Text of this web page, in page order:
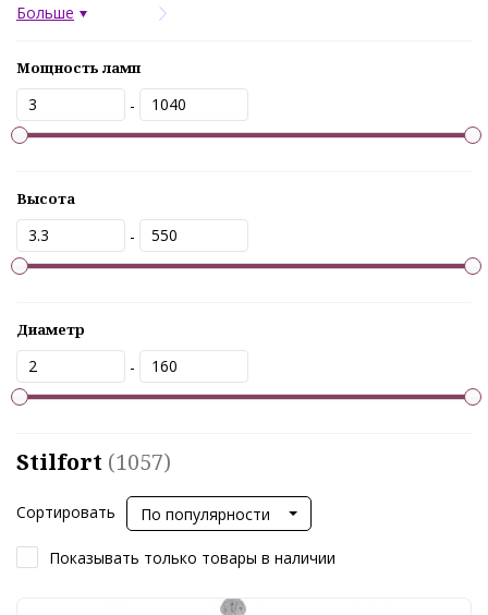
Больше
Мощность ламп
-
Высота
-
Диаметр
-
Stilfort (1057)
Сортировать По популярности
Показывать только товары в наличии